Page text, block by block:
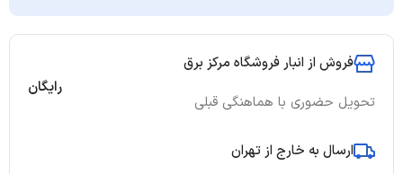
فروش از انبار فروشگاه مرکز برق
تحویل حضوری با هماهنگی قبلی
رایگان
ارسال به خارج از تهران